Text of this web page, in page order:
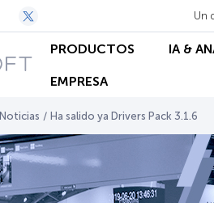
Un
PRODUCTOS IA &
EMPRESA
Noticias / Ha salido ya Drivers Pack 3.1.6